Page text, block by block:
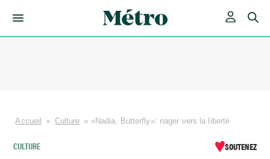
Accueil » Culture » «Nadia, Butterfly»: nager vers la liberté
CULTURE SOUTENEZ